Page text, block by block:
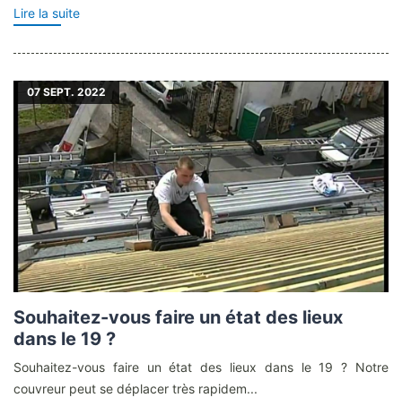
Lire la suite
07 SEPT. 2022
Souhaitez-vous faire un état des lieux
dans le 19 ?
Souhaitez-vous faire un état des lieux dans le 19 ? Notre
couvreur peut se déplacer très rapidem...